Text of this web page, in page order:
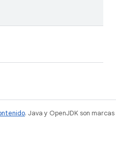
. Java y OpenJDK son marcas